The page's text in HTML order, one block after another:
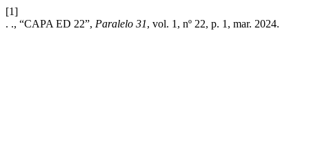
[1]
. ., “CAPA ED 22”, Paralelo 31, vol. 1, nº 22, p. 1, mar. 2024.